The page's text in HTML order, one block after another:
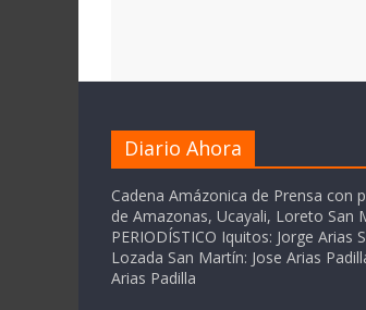
Diario Ahora
Cadena Amázonica de Prensa con
de Amazonas, Ucayali, Loreto San
PERIODÍSTICO Iquitos: Jorge Arias
Lozada San Martín: Jose Arias
Arias Padilla